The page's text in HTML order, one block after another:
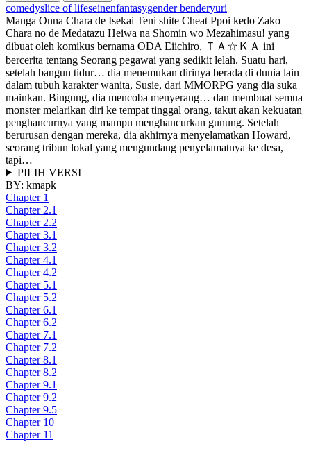
comedyslice of lifeseinenfantasygender benderyuri
Manga Onna Chara de Isekai Teni shite Cheat Ppoi kedo Zako
Chara no de Medatazu Heiwa na Shomin wo Mezahimasu! yang
dibuat oleh komikus bernama ODA Eiichiro, ＴＡ☆ＫＡ ini
bercerita tentang Seorang pegawai yang sedikit lelah. Suatu hari,
setelah bangun tidur… dia menemukan dirinya berada di dunia lain
dalam tubuh karakter wanita, Susie, dari MMORPG yang dia suka
mainkan. Bingung, dia mencoba menyerang… dan membuat semua
monster melarikan diri ke tempat tinggal orang, takut akan kekuatan
penghancurnya yang mampu menghancurkan gunung. Setelah
berurusan dengan mereka, dia akhirnya menyelamatkan Howard,
seorang tribun lokal yang mengundang penyelamatnya ke desa,
tapi…
PILIH VERSI
BY: kmapk
Chapter 1
Chapter 2.1
Chapter 2.2
Chapter 3.1
Chapter 3.2
Chapter 4.1
Chapter 4.2
Chapter 5.1
Chapter 5.2
Chapter 6.1
Chapter 6.2
Chapter 7.1
Chapter 7.2
Chapter 8.1
Chapter 8.2
Chapter 9.1
Chapter 9.2
Chapter 9.5
Chapter 10
Chapter 11